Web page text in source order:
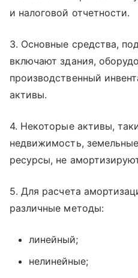
и налоговой отчетности.
3. Основные средства,
включают здания,
производственный
активы.
4. Некоторые активы,
недвижимость,
ресурсы, не
5. Для расчета
различные методы:
линейный;
нелинейные;